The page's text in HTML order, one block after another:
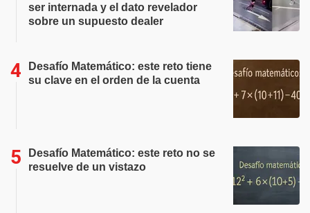
ser internada y el dato revelador
sobre un supuesto dealer
Desafío Matemático: este reto tiene
su clave en el orden de la cuenta
Desafío Matemático: este reto no se
resuelve de un vistazo